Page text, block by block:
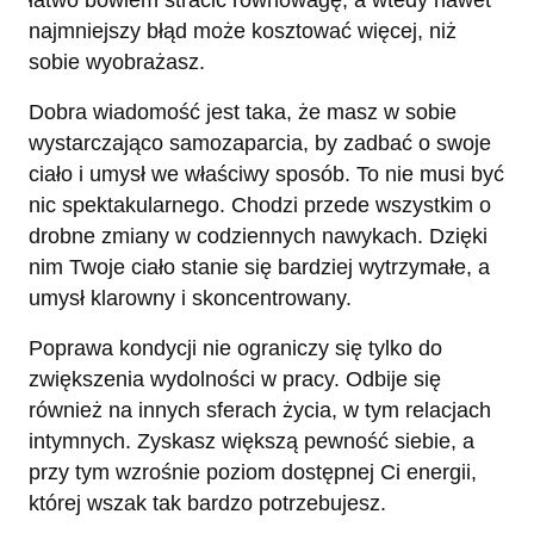
najmniejszy błąd może kosztować więcej, niż
sobie wyobrażasz.
Dobra wiadomość jest taka, że masz w sobie
wystarczająco samozaparcia, by zadbać o swoje
ciało i umysł we właściwy sposób. To nie musi być
nic spektakularnego. Chodzi przede wszystkim o
drobne zmiany w codziennych nawykach. Dzięki
nim Twoje ciało stanie się bardziej wytrzymałe, a
umysł klarowny i skoncentrowany.
Poprawa kondycji nie ograniczy się tylko do
zwiększenia wydolności w pracy. Odbije się
również na innych sferach życia, w tym relacjach
intymnych. Zyskasz większą pewność siebie, a
przy tym wzrośnie poziom dostępnej Ci energii,
której wszak tak bardzo potrzebujesz.